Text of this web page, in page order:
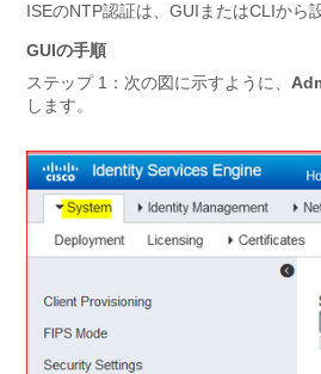
ISEのNTP認証は、GUIまたはCLIから
GUIの手順
ステップ 1：次の図に示すように、
します。